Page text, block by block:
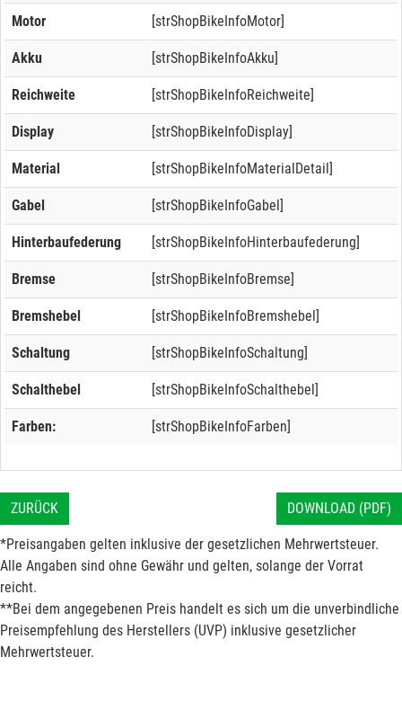
Motor [strShopBikeInfoMotor]
Akku [strShopBikeInfoAkku]
Reichweite [strShopBikeInfoReichweite]
Display [strShopBikeInfoDisplay]
Material [strShopBikeInfoMaterialDetail]
Gabel [strShopBikeInfoGabel]
Hinterbaufederung [strShopBikeInfoHinterbaufederung]
Bremse [strShopBikeInfoBremse]
Bremshebel [strShopBikeInfoBremshebel]
Schaltung [strShopBikeInfoSchaltung]
Schalthebel [strShopBikeInfoSchalthebel]
Farben: [strShopBikeInfoFarben]
ZURÜCK DOWNLOAD (PDF)
*Preisangaben gelten inklusive der gesetzlichen Mehrwertsteuer.
Alle Angaben sind ohne Gewähr und gelten, solange der Vorrat
reicht.
**Bei dem angegebenen Preis handelt es sich um die unverbindliche
Preisempfehlung des Herstellers (UVP) inklusive gesetzlicher
Mehrwertsteuer.